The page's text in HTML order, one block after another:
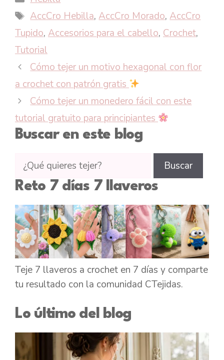
Etiquetas
AccCro Hebilla,AccCro Morado,AccCro
Tupido, Accesorios para el cabello, Crochet,
Tutorial
Cómo tejer un motivo hexagonal con flor
a crochet con patrón gratis
Cómo tejer un monedero fácil con este
tutorial gratuito para principiantes
Buscar en este blog
Buscar
tutoriales
en
CTejidas
Buscar
Reto 7 días 7 llaveros
Teje 7 llaveros a crochet en 7 días y comparte
tu resultado con la comunidad CTejidas.
Lo último del blog